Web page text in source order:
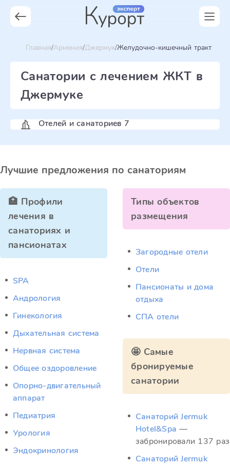
Главная Армения Джермук Желудочно-кишечный тракт
Санатории с лечением ЖКТ в
Джермуке
Отелей и санаториев 7
Лучшие предложения по санаториям
🏥 Профили
лечения в
санаториях и
пансионатах
SPA
Андрология
Гинекология
Дыхательная система
Нервная система
Общее оздоровление
Опорно-двигательный
аппарат
Педиатрия
Урология
Эндокринология
Типы объектов
размещения
Загородные отели
Отели
Пансионаты и дома
отдыха
СПА отели
🤩 Самые
бронируемые
санатории
Санаторий Jermuk
Hotel&Spa —
забронировали 137 раз
Санаторий Jermuk